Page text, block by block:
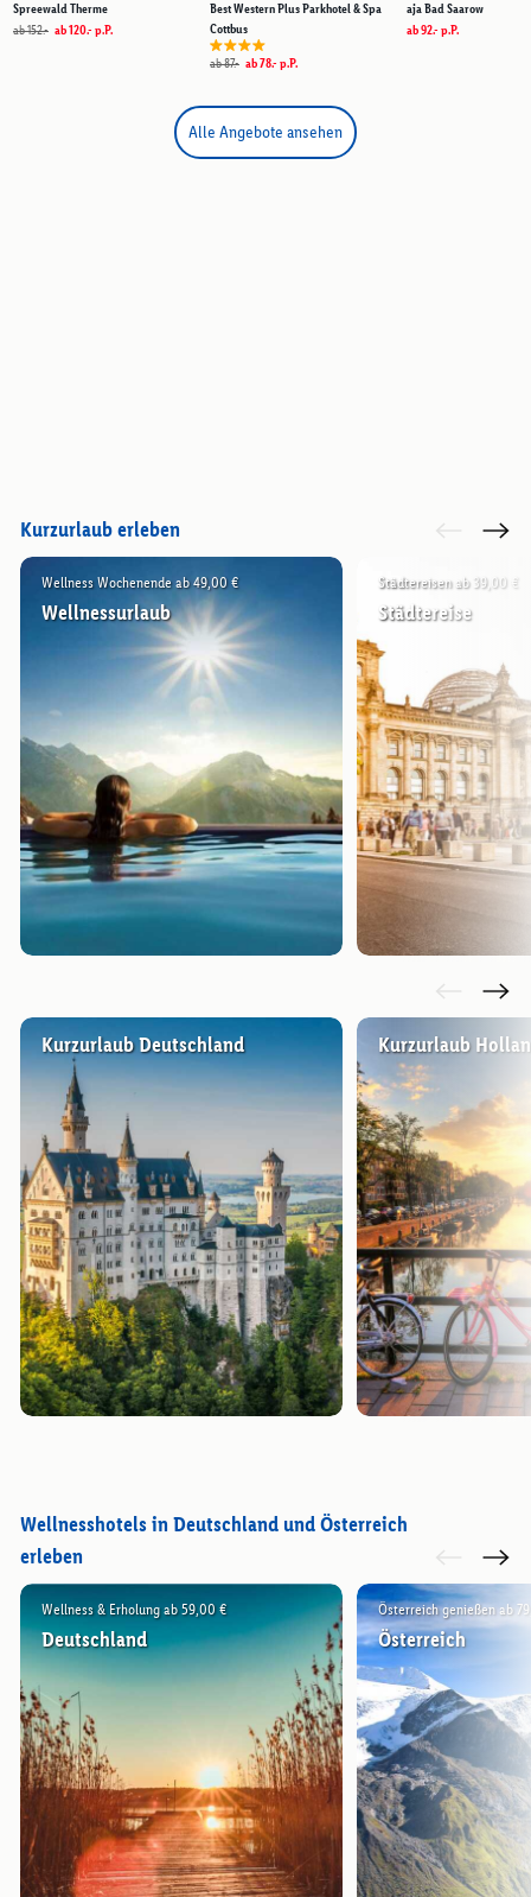
Spreewald Therme
ab152.- ab120.- p.P.
Best Western Plus Parkhotel & Spa
Cottbus
ab87.- ab78.- p.P.
aja Bad Saarow
ab92.- p.P.
Alle Angebote ansehen
Kurzurlaub erleben
Wellness Wochenende ab 49,00 €
Wellnessurlaub
Städtereisen ab 39,00 €
Städtereise
Kurzurlaub Deutschland Kurzurlaub
Wellnesshotels in Deutschland und Österreich
erleben
Wellness & Erholung ab 59,00 €
Deutschland
Österreich genießen ab
Österreich